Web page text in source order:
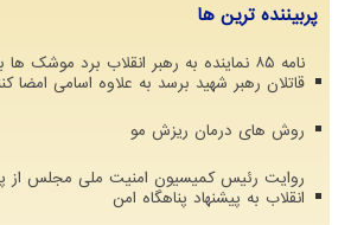
پربیننده ترین ها
نامه ۸۵ نماینده به رهبر انقلاب برد موشک
قاتلان رهبر شهید برسد به علاوه اسامی امضا
روش های درمان ریزش مو
روایت رئیس کمیسیون امنیت ملی مجلس از
انقلاب به پیشنهاد پناهگاه امن